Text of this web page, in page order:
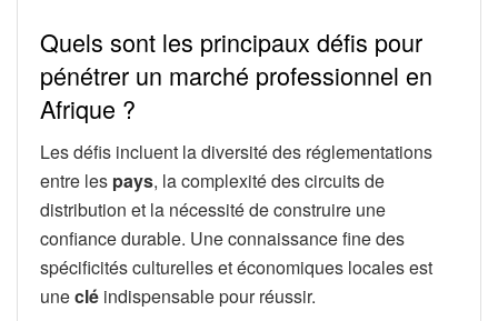
Quels sont les principaux défis pour
pénétrer un marché professionnel en
Afrique ?
Les défis incluent la diversité des réglementations
entre les pays, la complexité des circuits de
distribution et la nécessité de construire une
confiance durable. Une connaissance fine des
spécificités culturelles et économiques locales est
uneclé indispensable pour réussir.